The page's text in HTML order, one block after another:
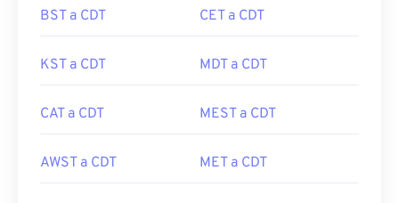
BST a CDT CET a CDT
KST a CDT MDT a CDT
CAT a CDT MEST a CDT
AWST a CDT MET a CDT